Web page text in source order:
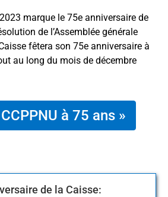
marque le 75e anniversaire de
de l’Assemblée générale
fêtera son 75e anniversaire à
au long du mois de décembre
à 75 ans »
de la Caisse:
droit à prestation
de liaison à Bangkok
des émissions de
n°1 sur la liste des leaders
le rapport de la liste de leaders